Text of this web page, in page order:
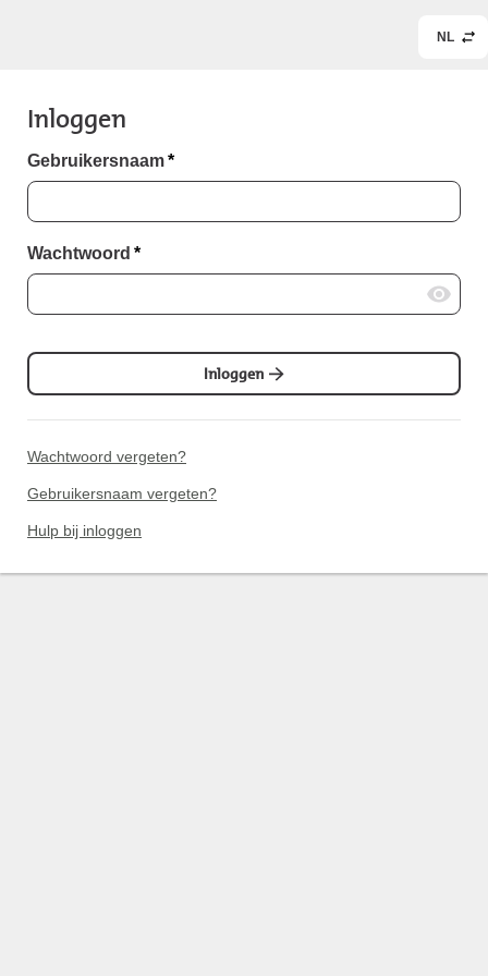
NL
Inloggen
Gebruikersnaam*
Wachtwoord *
Inloggen
Wachtwoord vergeten?
Gebruikersnaam vergeten?
Hulp bij inloggen